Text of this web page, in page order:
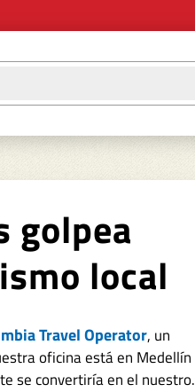
golpea
local
Travel Operator, un
oficina está en Medellín
se convertiría en el nuestro.